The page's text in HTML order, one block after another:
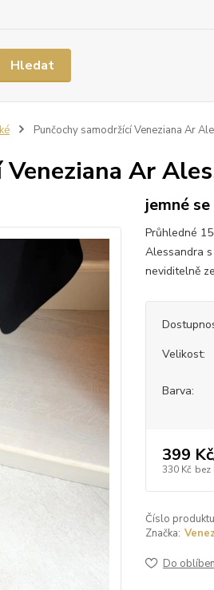
Hledat
Punčochy samodržící Veneziana Ar
Ar
jemné
Průhledné
Alessandra
neviditelně
Velikost:
Barva:
399 Kč
330 Kč bez
Číslo
Značka:
Do